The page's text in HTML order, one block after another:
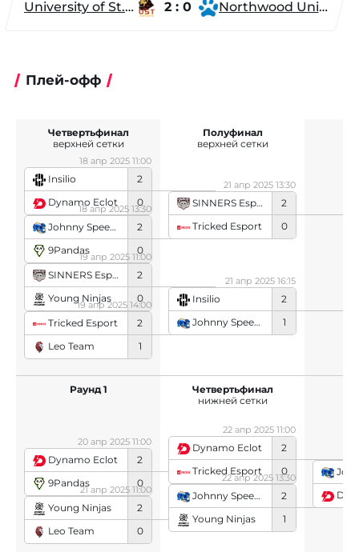
University of St. Thomas 2 : 0 Northwood University
Плей-офф
Insilio
2
Dynamo Eclot
0
18 апр 2025 11:00
Johnny Speeds
2
9Pandas
0
18 апр 2025 13:30
SINNERS Esports
2
Young Ninjas
0
19 апр 2025 11:00
Tricked Esport
2
Leo Team
1
19 апр 2025 14:00
Четвертьфинал
верхней сетки
SINNERS Esports
2
Tricked Esport
0
21 апр 2025 13:30
Insilio
2
Johnny Speeds
1
21 апр 2025 16:15
Полуфинал
верхней сетки
Dynamo Eclot
2
9Pandas
0
20 апр 2025 11:00
Young Ninjas
2
Leo Team
0
21 апр 2025 11:00
Раунд 1
Dynamo Eclot
2
Tricked Esport
0
22 апр 2025 11:00
Johnny Speeds
2
Young Ninjas
1
22 апр 2025 13:30
Четвертьфинал
нижней сетки